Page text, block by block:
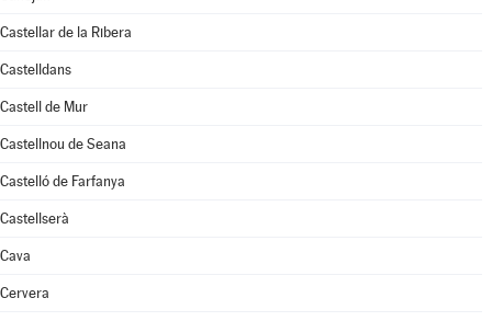
Castellar de la Ribera
Castelldans
Castell de Mur
Castellnou de Seana
Castelló de Farfanya
Castellserà
Cava
Cervera